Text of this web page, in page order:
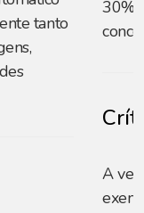
tanto
30%
A